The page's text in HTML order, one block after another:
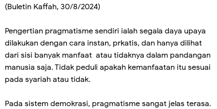
(Buletin Kaffah, 30/8/2024)
Pengertian pragmatisme sendiri ialah segala daya upaya
dilakukan dengan cara instan, prkatis, dan hanya dilihat
dari sisi banyak manfaat atau tidaknya dalam pandangan
manusia saja. Tidak peduli apakah kemanfaatan itu sesuai
pada syariah atau tidak.
Pada sistem demokrasi, pragmatisme sangat jelas terasa.